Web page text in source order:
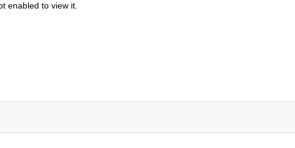
enabled to view it.